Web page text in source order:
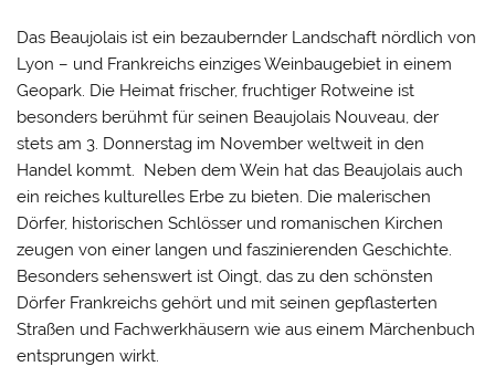
Das Beaujolais ist ein bezaubernder Landschaft nördlich von
Lyon – und Frankreichs einziges Weinbaugebiet in einem
Geopark. Die Heimat frischer, fruchtiger Rotweine ist
besonders berühmt für seinen Beaujolais Nouveau, der
stets am 3. Donnerstag im November weltweit in den
Handel kommt. Neben dem Wein hat das Beaujolais auch
ein reiches kulturelles Erbe zu bieten. Die malerischen
Dörfer, historischen Schlösser und romanischen Kirchen
zeugen von einer langen und faszinierenden Geschichte.
Besonders sehenswert ist Oingt, das zu den schönsten
Dörfer Frankreichs gehört und mit seinen gepflasterten
Straßen und Fachwerkhäusern wie aus einem Märchenbuch
entsprungen wirkt.